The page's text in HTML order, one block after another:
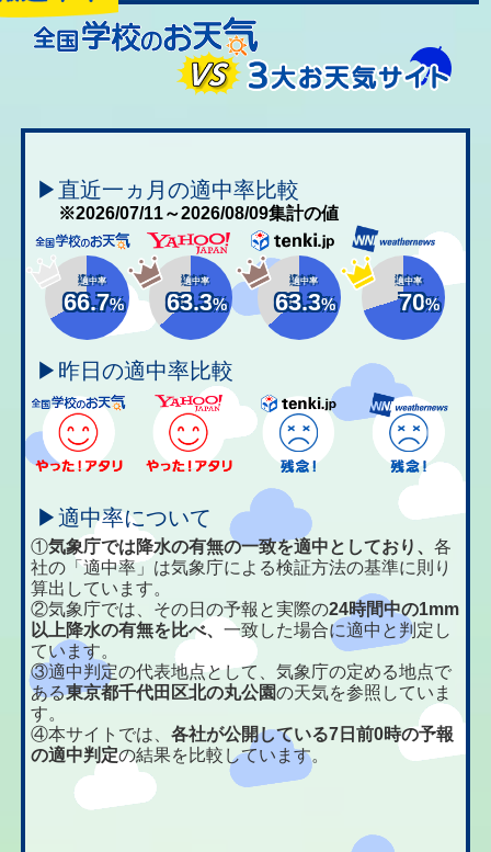
▶直近一ヵ月の適中率比較
※2026/07/11～2026/08/09集計の値
適中率
66.7%
適中率
63.3%
適中率
63.3%
適中率
70%
▶昨日の適中率比較
▶適中率について
①気象庁では降水の有無の一致を適中としており、各
社の「適中率」は気象庁による検証方法の基準に則り
算出しています。
②気象庁では、その日の予報と実際の24時間中の1mm
以上降水の有無を比べ、一致した場合に適中と判定し
ています。
③適中判定の代表地点として、気象庁の定める地点で
ある東京都千代田区北の丸公園の天気を参照していま
す。
④本サイトでは、各社が公開している7日前0時の予報
の適中判定の結果を比較しています。